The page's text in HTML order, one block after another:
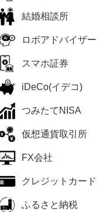
結婚相談所
ロボアドバイザー
スマホ証券
iDeCo(イデコ)
つみたてNISA
仮想通貨取引所
FX会社
クレジットカード
ふるさと納税